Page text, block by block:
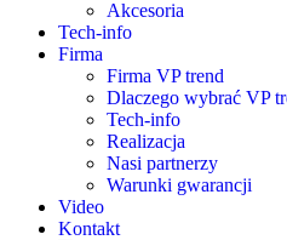
Akcesoria
Tech-info
Firma
Firma VP trend
Dlaczego wybrać VP
Tech-info
Realizacja
Nasi partnerzy
Warunki gwarancji
Video
Kontakt